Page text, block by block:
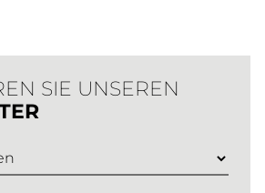
SIE UNSEREN